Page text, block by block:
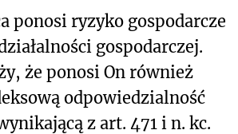
ponosi ryzyko gospodarcze
gospodarczej.
że ponosi On również
odpowiedzialność
z art. 471 i n. kc.